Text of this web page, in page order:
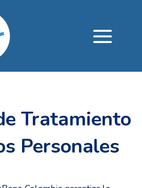
Tratamiento
Personales